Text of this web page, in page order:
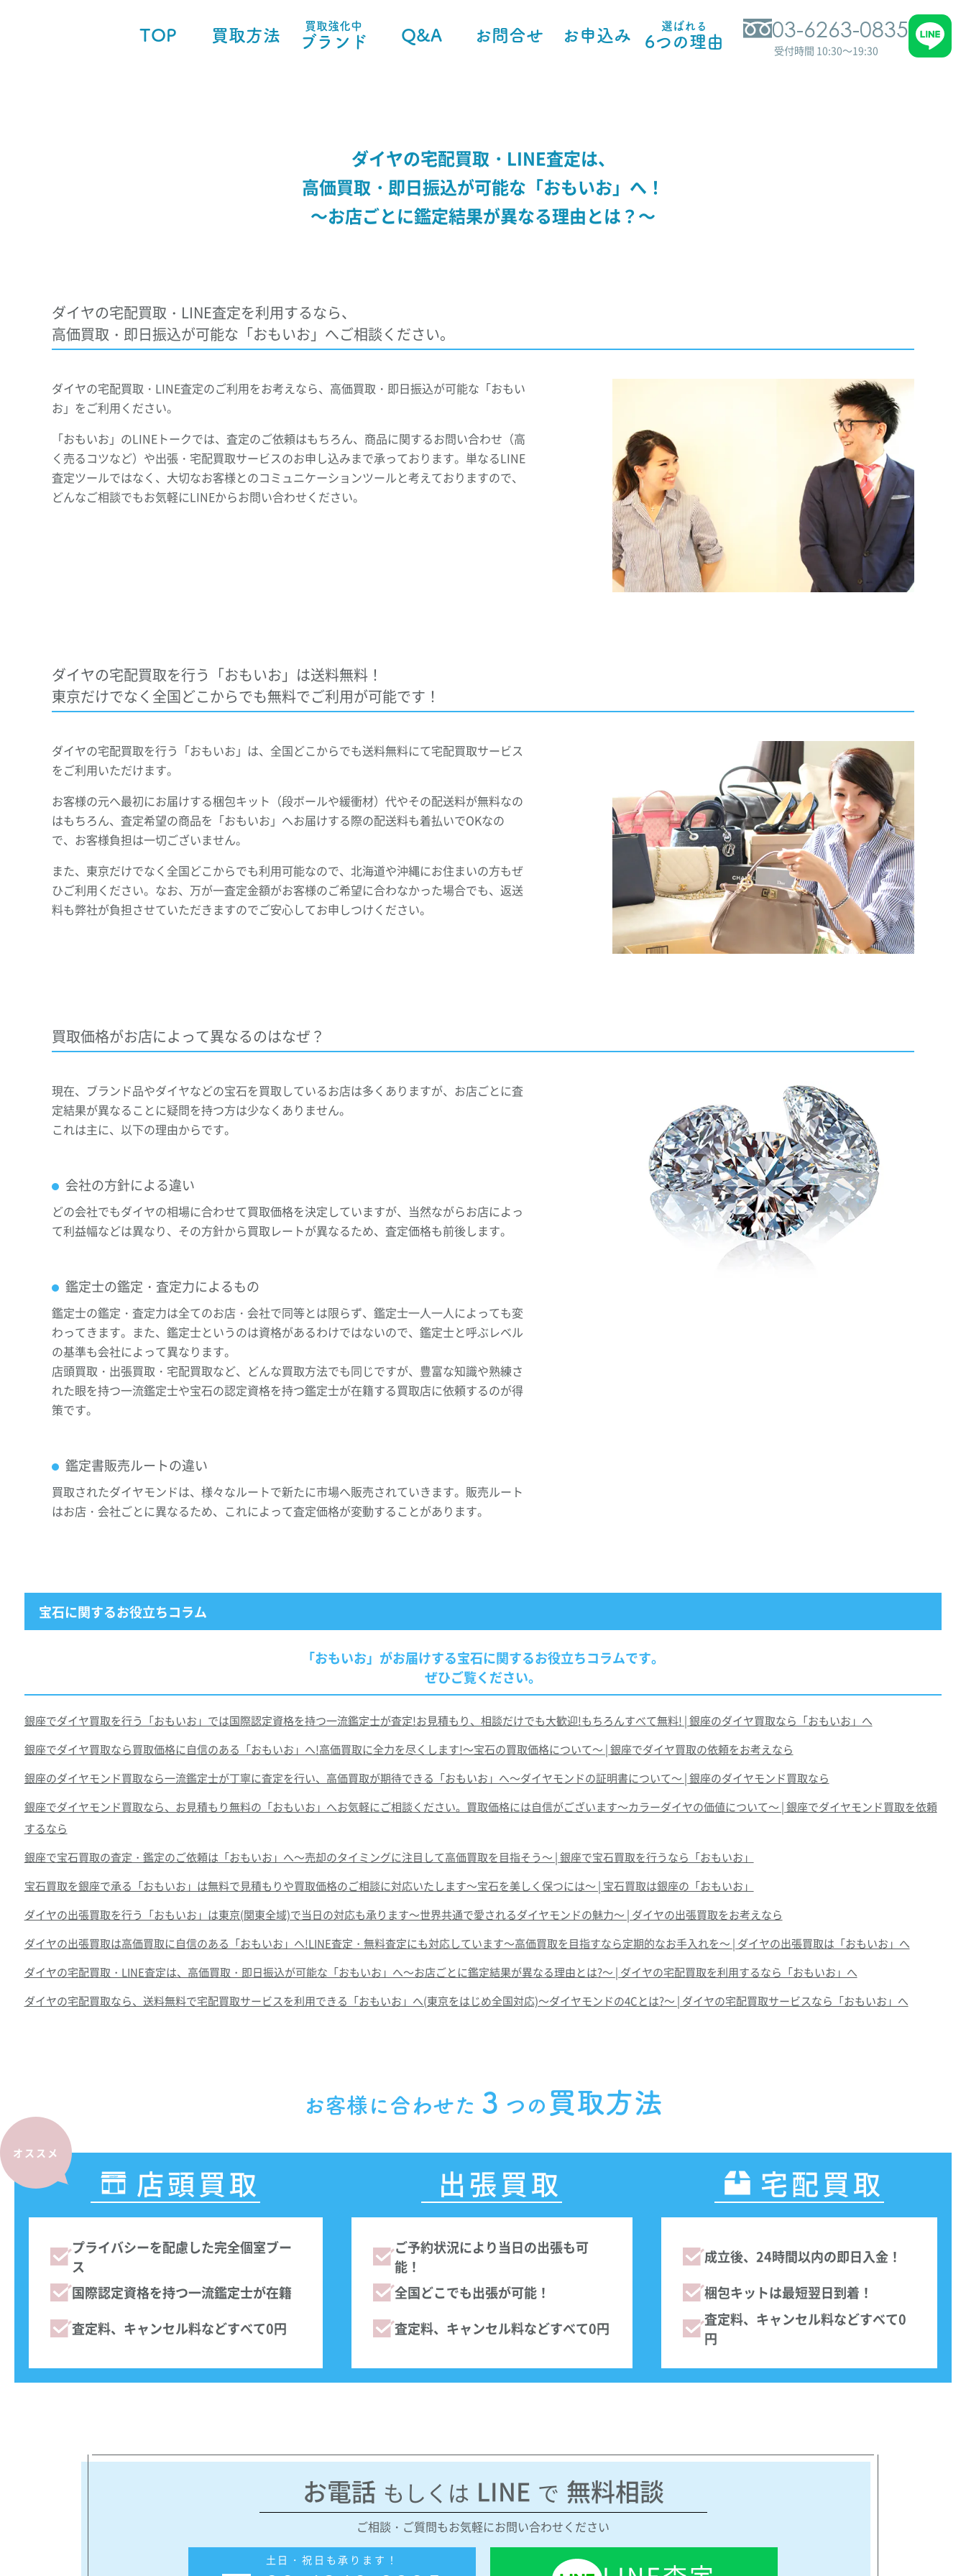
TOP 買取方法
買取強化中
ブランド Q&A お問合せ お申込み
選ばれる
6つの理由 03-6263-0835
受付時間 10:30～19:30
ダイヤの宅配買取・LINE査定は、
高価買取・即日振込が可能な「おもいお」へ！
～お店ごとに鑑定結果が異なる理由とは？～
ダイヤの宅配買取・LINE査定を利用するなら、
高価買取・即日振込が可能な「おもいお」へご相談ください。
ダイヤの宅配買取・LINE査定のご利用をお考えなら、高価買取・即日振込が可能な「おもい
お」をご利用ください。
「おもいお」のLINEトークでは、査定のご依頼はもちろん、商品に関するお問い合わせ（高
く売るコツなど）や出張・宅配買取サービスのお申し込みまで承っております。単なるLINE
査定ツールではなく、大切なお客様とのコミュニケーションツールと考えておりますので、
どんなご相談でもお気軽にLINEからお問い合わせください。
ダイヤの宅配買取を行う「おもいお」は送料無料！
東京だけでなく全国どこからでも無料でご利用が可能です！
ダイヤの宅配買取を行う「おもいお」は、全国どこからでも送料無料にて宅配買取サービス
をご利用いただけます。
お客様の元へ最初にお届けする梱包キット（段ボールや緩衝材）代やその配送料が無料なの
はもちろん、査定希望の商品を「おもいお」へお届けする際の配送料も着払いでOKなの
で、お客様負担は一切ございません。
また、東京だけでなく全国どこからでも利用可能なので、北海道や沖縄にお住まいの方もぜ
ひご利用ください。なお、万が一査定金額がお客様のご希望に合わなかった場合でも、返送
料も弊社が負担させていただきますのでご安心してお申しつけください。
買取価格がお店によって異なるのはなぜ？
現在、ブランド品やダイヤなどの宝石を買取しているお店は多くありますが、お店ごとに査
定結果が異なることに疑問を持つ方は少なくありません。
これは主に、以下の理由からです。
会社の方針による違い
どの会社でもダイヤの相場に合わせて買取価格を決定していますが、当然ながらお店によっ
て利益幅などは異なり、その方針から買取レートが異なるため、査定価格も前後します。
鑑定士の鑑定・査定力によるもの
鑑定士の鑑定・査定力は全てのお店・会社で同等とは限らず、鑑定士一人一人によっても変
わってきます。また、鑑定士というのは資格があるわけではないので、鑑定士と呼ぶレベル
の基準も会社によって異なります。
店頭買取・出張買取・宅配買取など、どんな買取方法でも同じですが、豊富な知識や熟練さ
れた眼を持つ一流鑑定士や宝石の認定資格を持つ鑑定士が在籍する買取店に依頼するのが得
策です。
鑑定書販売ルートの違い
買取されたダイヤモンドは、様々なルートで新たに市場へ販売されていきます。販売ルート
はお店・会社ごとに異なるため、これによって査定価格が変動することがあります。
宝石に関するお役立ちコラム
「おもいお」がお届けする宝石に関するお役立ちコラムです。
ぜひご覧ください。
銀座でダイヤ買取を行う「おもいお」では国際認定資格を持つ一流鑑定士が査定!お見積もり、相談だけでも大歓迎!もちろんすべて無料! | 銀座のダイヤ買取なら「おもいお」へ
銀座でダイヤ買取なら買取価格に自信のある「おもいお」へ!高価買取に全力を尽くします!～宝石の買取価格について～ | 銀座でダイヤ買取の依頼をお考えなら
銀座のダイヤモンド買取なら一流鑑定士が丁寧に査定を行い、高価買取が期待できる「おもいお」へ～ダイヤモンドの証明書について～ | 銀座のダイヤモンド買取なら
銀座でダイヤモンド買取なら、お見積もり無料の「おもいお」へお気軽にご相談ください。買取価格には自信がございます～カラーダイヤの価値について～ | 銀座でダイヤモンド買取を依頼
するなら
銀座で宝石買取の査定・鑑定のご依頼は「おもいお」へ～売却のタイミングに注目して高価買取を目指そう～ | 銀座で宝石買取を行うなら「おもいお」
宝石買取を銀座で承る「おもいお」は無料で見積もりや買取価格のご相談に対応いたします～宝石を美しく保つには～ | 宝石買取は銀座の「おもいお」
ダイヤの出張買取を行う「おもいお」は東京(関東全域)で当日の対応も承ります～世界共通で愛されるダイヤモンドの魅力～ | ダイヤの出張買取をお考えなら
ダイヤの出張買取は高価買取に自信のある「おもいお」へ!LINE査定・無料査定にも対応しています～高価買取を目指すなら定期的なお手入れを～ | ダイヤの出張買取は「おもいお」へ
ダイヤの宅配買取・LINE査定は、高価買取・即日振込が可能な「おもいお」へ～お店ごとに鑑定結果が異なる理由とは?～ | ダイヤの宅配買取を利用するなら「おもいお」へ
ダイヤの宅配買取なら、送料無料で宅配買取サービスを利用できる「おもいお」へ(東京をはじめ全国対応)～ダイヤモンドの4Cとは?～ | ダイヤの宅配買取サービスなら「おもいお」へ
お客様に合わせた ３ つの 買取方法
オススメ
店頭買取
プライバシーを配慮した完全個室ブー
ス
国際認定資格を持つ一流鑑定士が在籍
査定料、キャンセル料などすべて0円
出張買取
ご予約状況により当日の出張も可
能！
全国どこでも出張が可能！
査定料、キャンセル料などすべて0円
宅配買取
成立後、24時間以内の即日入金！
梱包キットは最短翌日到着！
査定料、キャンセル料などすべて0
円
お電話 もしくは LINE で 無料相談
ご相談・ご質問もお気軽にお問い合わせください
土日・祝日も承ります！